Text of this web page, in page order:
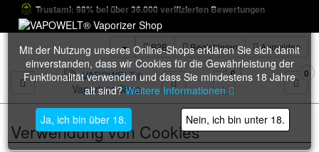
Trustami: 98% bei über 36.000 verifizierten Bewertungen
B2B Registrieren Anmelden
Toggle navigation
0 0
Mit der Nutzung unseres Online-Shops erklären Sie sich damit
einverstanden, dass wir Cookies für die Gewährleistung der
Funktionalität verwenden und dass Sie mindestens 18 Jahre
alt sind?Weitere Informationen
Ja, ich bin über 18. Nein, ich bin unter 18.
Verwendung von Cookies